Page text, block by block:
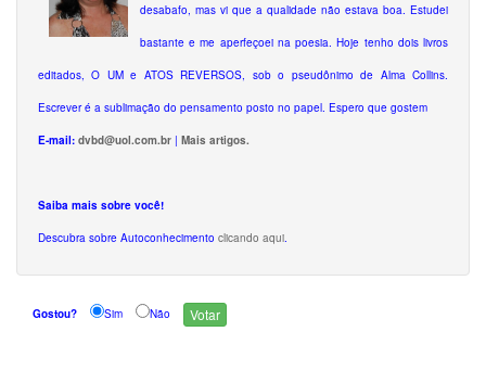
desabafo, mas vi que a qualidade não estava boa. Estudei
bastante e me aperfeçoei na poesia. Hoje tenho dois livros
editados, O UM e ATOS REVERSOS, sob o pseudônimo de Alma Collins.
Escrever é a sublimação do pensamento posto no papel. Espero que gostem
E-mail: dvbd@uol.com.br | Mais artigos.
Saiba mais sobre você!
Descubra sobre Autoconhecimento clicando aqui.
Gostou? Sim Não